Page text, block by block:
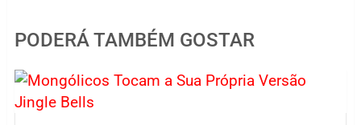
PODERÁ TAMBÉM GOSTAR